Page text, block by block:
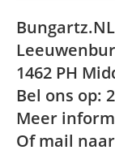
1462 PH
Bel ons op:
Meer
Of mail